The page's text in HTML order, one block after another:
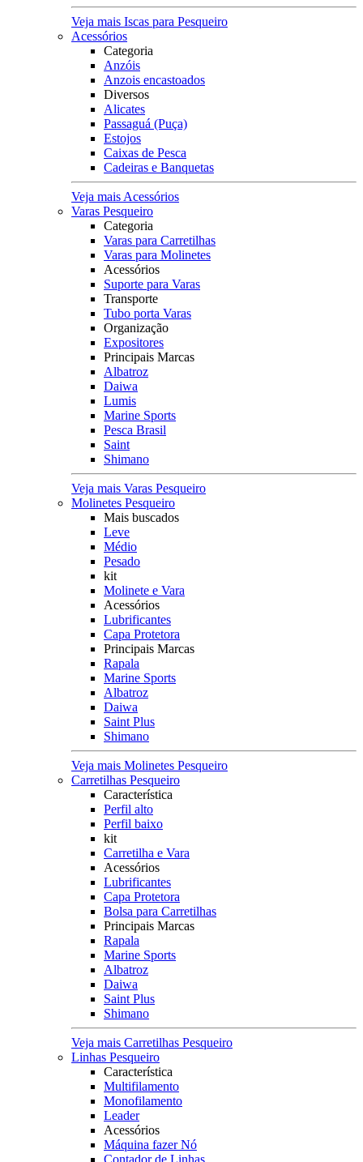
Veja mais Iscas para Pesqueiro
Acessórios
Categoria
Anzóis
Anzois encastoados
Diversos
Alicates
Passaguá (Puça)
Estojos
Caixas de Pesca
Cadeiras e Banquetas
Veja mais Acessórios
Varas Pesqueiro
Categoria
Varas para Carretilhas
Varas para Molinetes
Acessórios
Suporte para Varas
Transporte
Tubo porta Varas
Organização
Expositores
Principais Marcas
Albatroz
Daiwa
Lumis
Marine Sports
Pesca Brasil
Saint
Shimano
Veja mais Varas Pesqueiro
Molinetes Pesqueiro
Mais buscados
Leve
Médio
Pesado
kit
Molinete e Vara
Acessórios
Lubrificantes
Capa Protetora
Principais Marcas
Rapala
Marine Sports
Albatroz
Daiwa
Saint Plus
Shimano
Veja mais Molinetes Pesqueiro
Carretilhas Pesqueiro
Característica
Perfil alto
Perfil baixo
kit
Carretilha e Vara
Acessórios
Lubrificantes
Capa Protetora
Bolsa para Carretilhas
Principais Marcas
Rapala
Marine Sports
Albatroz
Daiwa
Saint Plus
Shimano
Veja mais Carretilhas Pesqueiro
Linhas Pesqueiro
Característica
Multifilamento
Monofilamento
Leader
Acessórios
Máquina fazer Nó
Contador de Linhas